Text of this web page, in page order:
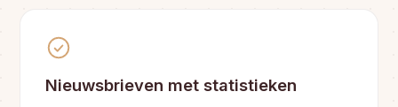
Nieuwsbrieven met statistieken